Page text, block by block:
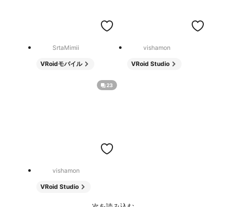
SrtaMimii
VRoidモバイル
vishamon
VRoid Studio
23
vishamon
VRoid Studio